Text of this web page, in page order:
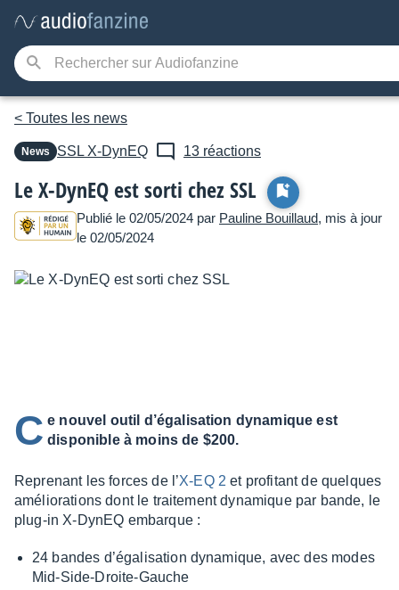
< Toutes les news
News SSL X-DynEQ 13 réactions
Le X-DynEQ est sorti chez SSL
Publié le 02/05/2024 par Pauline Bouillaud, mis à jour
le 02/05/2024
C e nouvel outil d’égalisation dynamique est
disponible à moins de $200.
Repre­nant les forces de l’X-EQ 2 et profi­tant de quelques
amélio­ra­tions dont le trai­te­ment dyna­mique par bande, le
plug-in X-DynEQ embarque :
24 bandes d’éga­li­sa­tion dyna­mique, avec des modes
Mid-Side-Droite-Gauche